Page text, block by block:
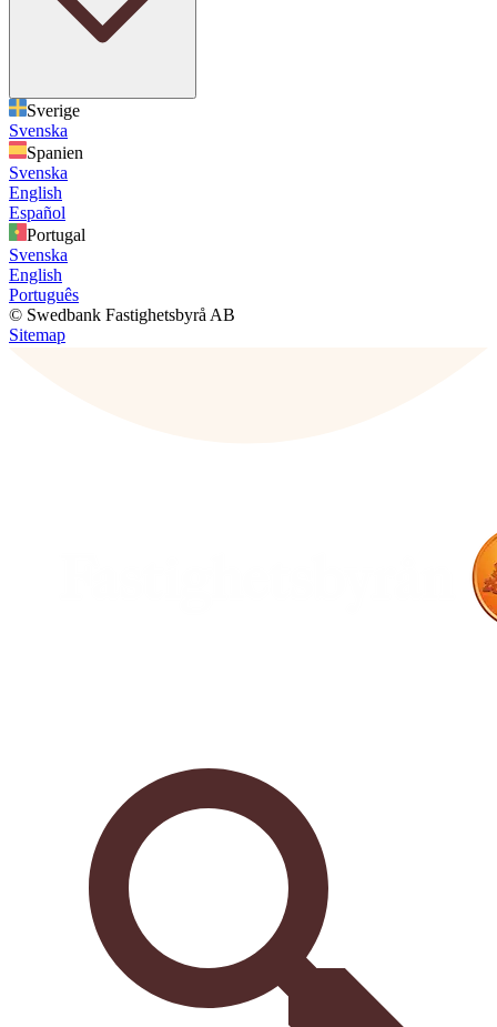
Sverige
Svenska
Spanien
Svenska
English
Español
Portugal
Svenska
English
Português
© Swedbank Fastighetsbyrå AB
Sitemap